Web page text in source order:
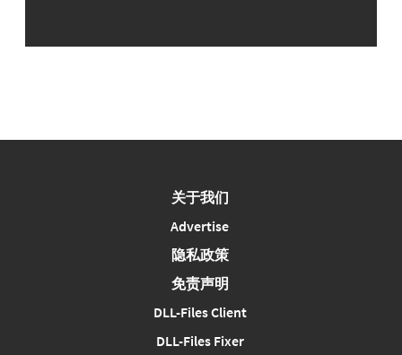
关于我们
Advertise
隐私政策
免责声明
DLL-Files Client
DLL-Files Fixer